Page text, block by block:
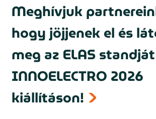
Meghívjuk
hogy jöjjenek el és
meg az ELAS
INNOELECTRO 2026
kiállításon!